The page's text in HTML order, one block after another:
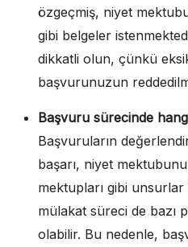
özgeçmiş, niyet
gibi belgeler
dikkatli olun, çünkü
başvurunuzun
Başvuru sürecinde
Başvuruların
başarı, niyet
mektupları gibi unsurlar
mülakat süreci de bazı
olabilir. Bu nedenle,